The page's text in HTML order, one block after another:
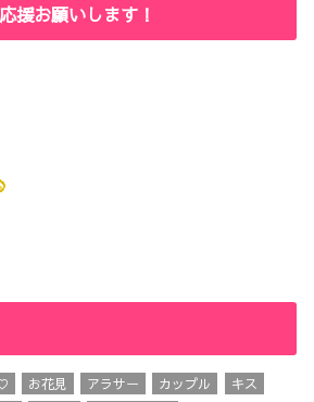
援お願いします！
お花見 アラサー カップル
キス